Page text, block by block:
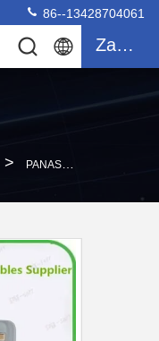
86--13428704061
Zacytować
> PANASERT CM402 602 Fujifilm Magnetyczna Uszczelka Miedziana Powierzchnia Montażu Akcesorium Maszyny PLATE N610014970AE W Magazynie